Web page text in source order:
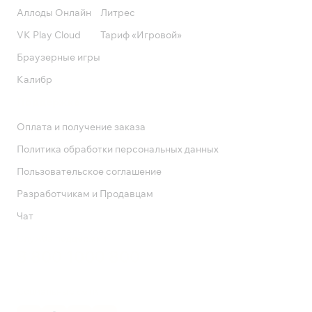
Аллоды Онлайн
VK Play Cloud
Браузерные игры
Калибр
Литрес
Тариф «Игровой»
Оплата и получение заказа
Политика обработки персональных данных
Пользовательское соглашение
Разработчикам и Продавцам
Чат